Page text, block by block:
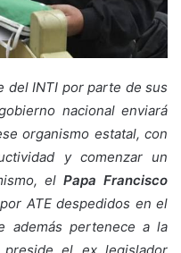
del INTI por parte de sus
nacional enviará
organismo estatal, con
y comenzar un
el Papa Francisco
ATE despedidos en el
además pertenece a la